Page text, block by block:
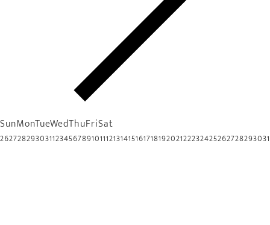
SunMonTueWedThuFriSat
26272829303112345678910111213141516171819202122232425262728293031